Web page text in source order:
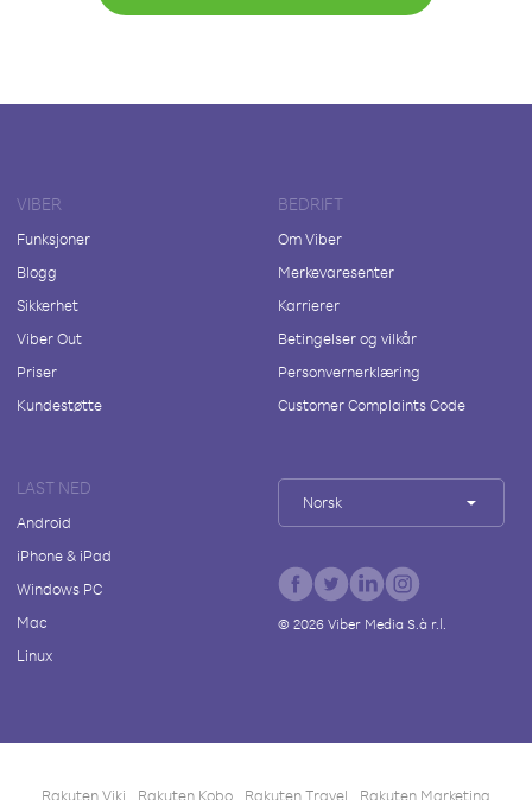
VIBER
Funksjoner
Blogg
Sikkerhet
Viber Out
Priser
Kundestøtte
BEDRIFT
Om Viber
Merkevaresenter
Karrierer
Betingelser og vilkår
Personvernerklæring
Customer Complaints Code
LAST NED
Android
iPhone & iPad
Windows PC
Mac
Linux
Norsk
© 2026Viber Media S.à r.l.
Rakuten Viki Rakuten Kobo Rakuten Travel Rakuten Marketing